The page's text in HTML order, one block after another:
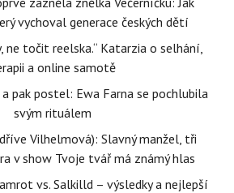
vychoval generace českých dětí
ne točit reelska.“ Katarzia o selhání,
a online samotě
a pak postel: Ewa Farna se pochlubila
svým rituálem
Vilhelmová): Slavný manžel, tři
v show Tvoje tvář má známý hlas
vs. Salkilld – výsledky a nejlepší